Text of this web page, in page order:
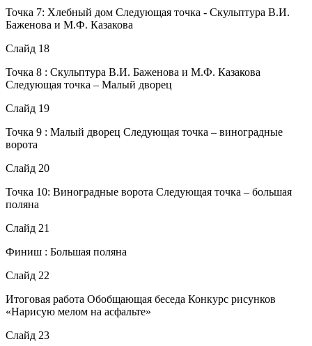
Точка 7: Хлебный дом Следующая точка - Скульптура В.И.
Баженова и М.Ф. Казакова
Слайд 18
Точка 8 : Скульптура В.И. Баженова и М.Ф. Казакова
Следующая точка – Малый дворец
Слайд 19
Точка 9 : Малый дворец Следующая точка – виноградные
ворота
Слайд 20
Точка 10: Виноградные ворота Следующая точка – большая
поляна
Слайд 21
Финиш : Большая поляна
Слайд 22
Итоговая работа Обобщающая беседа Конкурс рисунков
«Нарисую мелом на асфальте»
Слайд 23